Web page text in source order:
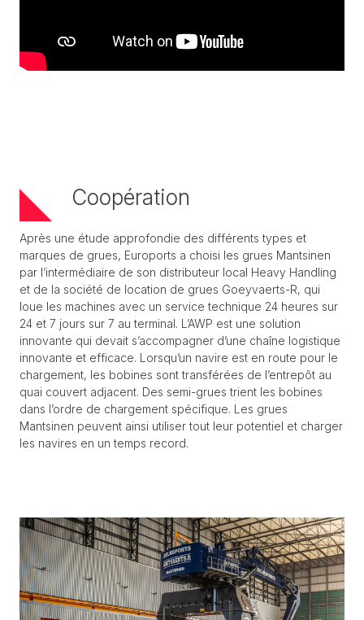
Coopération
Après une étude approfondie des différents types et
marques de grues, Euroports a choisi les grues Mantsinen
par l’intermédiaire de son distributeur local Heavy Handling
et de la société de location de grues Goeyvaerts-R, qui
loue les machines avec un service technique 24 heures sur
24 et 7 jours sur 7 au terminal. L’AWP est une solution
innovante qui devait s’accompagner d’une chaîne logistique
innovante et efficace. Lorsqu’un navire est en route pour le
chargement, les bobines sont transférées de l’entrepôt au
quai couvert adjacent. Des semi-grues trient les bobines
dans l’ordre de chargement spécifique. Les grues
Mantsinen peuvent ainsi utiliser tout leur potentiel et charger
les navires en un temps record.